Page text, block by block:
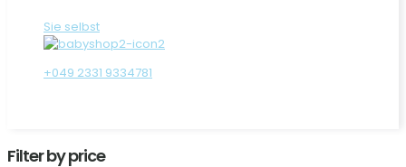
Sie selbst
+049 2331 9334781
Filter by price